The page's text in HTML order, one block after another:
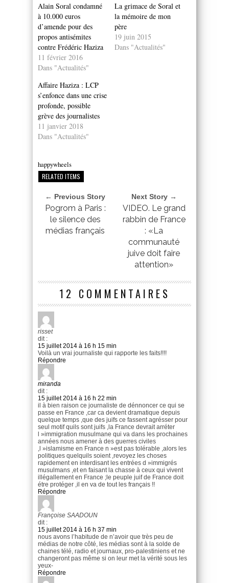
Alain Soral condamné
à 10.000 euros
d’amende pour des
propos antisémites
contre Frédéric Haziza
11 février 2016
Dans "Actualités"
La grimace de Soral et
la mémoire de mon
père
19 juin 2015
Dans "Actualités"
Affaire Haziza : LCP
s’enfonce dans une crise
profonde, possible
grève des journalistes
11 janvier 2018
Dans "Actualités"
happywheels
RELATED ITEMS
← Previous Story
Pogrom à Paris :
le silence des
médias français
Next Story →
VIDEO. Le grand
rabbin de France
: «La
communauté
juive doit faire
attention»
12 COMMENTAIRES
risset
dit :
15 juillet 2014 à 16 h 15 min
Voilà un vrai journaliste qui rapporte les faits!!!!
Répondre
miranda
dit :
15 juillet 2014 à 16 h 22 min
il à bien raison ce journaliste de dénnoncer ce qui se
passe en France ,car ca devient dramatique depuis
quelque temps ,que des juifs ce fassent agrésser pour
seul motif quils sont juifs ,la France devrait arréter
l »immigration musulmane qui va dans les prochaines
années nous amener à des guerres civiles
,l »islamisme en France n »est pas tolérable ,alors les
politiques quelquils soient ,revoyez les choses
rapidement en interdisant les entrées d »immigrés
musulmans ,et en faisant la chasse à ceux qui vivent
illégallement en France ;le peuple juif de France doit
étre protéger ,il en va de tout les français !!
Répondre
Françoise SAADOUN
dit :
15 juillet 2014 à 16 h 37 min
nous avons l’habitude de n’avoir que très peu de
médias de notre côté, les médias sont à la solde de
chaines télé, radio et journaux, pro-palestiniens et ne
changeront pas même si on leur met la vérité sous les
yeux-
Répondre